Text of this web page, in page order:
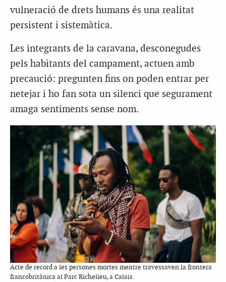
vulneració de drets humans és una realitat
persistent i sistemàtica.
Les integrants de la caravana, desconegudes
pels habitants del campament, actuen amb
precaució: pregunten fins on poden entrar per
netejar i ho fan sota un silenci que segurament
amaga sentiments sense nom.
Acte de record a les persones mortes mentre travessaven la frontera
francobritànica al Parc Richelieu, a Calais.